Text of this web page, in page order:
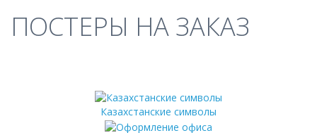
ПОСТЕРЫ НА ЗАКАЗ
Казахстанские символы